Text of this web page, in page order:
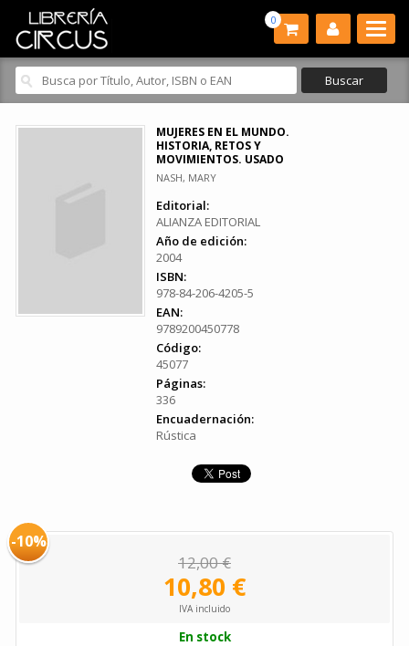
0
MUJERES EN EL MUNDO.
HISTORIA, RETOS Y
MOVIMIENTOS. USADO
NASH, MARY
Editorial:
ALIANZA EDITORIAL
Año de edición:
2004
ISBN:
978-84-206-4205-5
EAN:
9789200450778
Código:
45077
Páginas:
336
Encuadernación:
Rústica
-10%
12,00 €
10,80 €
IVA incluido
En stock